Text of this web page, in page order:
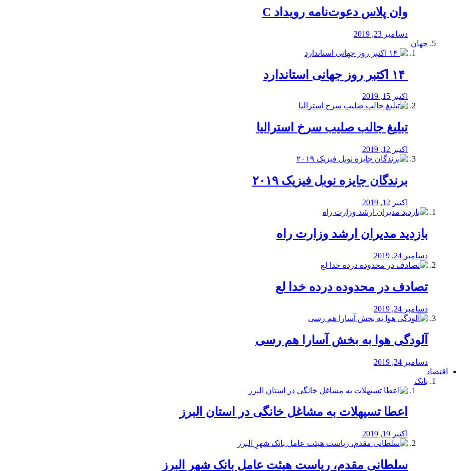
وان پلاس دعوت‌نامه رویداد C
دسامبر 23, 2019
جهان
اکتبر 15, 2019
تبلیغ جالب صلیب سرخ استرالیا
اکتبر 12, 2019
برندگان جایزه نوبل فیزیک ۲۰۱۹
اکتبر 12, 2019
بازدید مدیران ارشد وزارت راه
دسامبر 24, 2019
تصادف در محدوده درده خدا لع
دسامبر 24, 2019
آلودگی هوا به بخش آسارا هم رسی
دسامبر 24, 2019
اقتصاد
بانک
️اعطا تسیهلات به مشاغل خانگی در استان البرز
اکتبر 19, 2019
سلطانی مقدم، ریاست هیئت عامل بانک شهرِ البرز